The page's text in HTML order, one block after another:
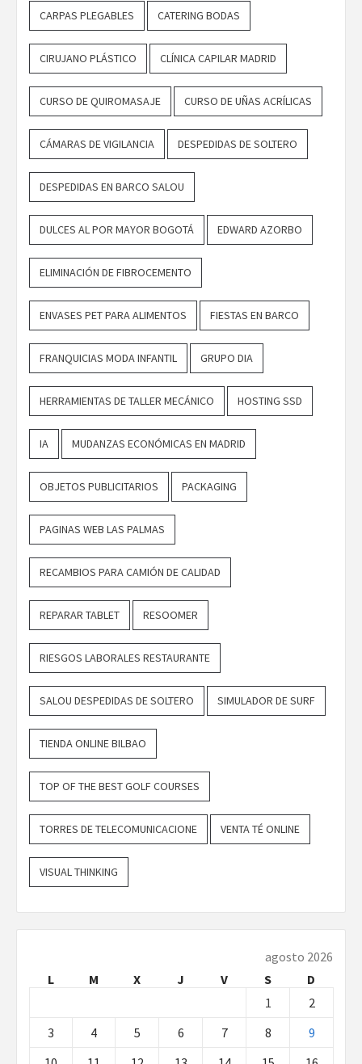
CARPAS PLEGABLES CATERING BODAS
CIRUJANO PLÁSTICO CLÍNICA CAPILAR MADRID
CURSO DE QUIROMASAJE CURSO DE UÑAS ACRÍLICAS
CÁMARAS DE VIGILANCIA DESPEDIDAS DE SOLTERO
DESPEDIDAS EN BARCO SALOU
DULCES AL POR MAYOR BOGOTÁ EDWARD AZORBO
ELIMINACIÓN DE FIBROCEMENTO
ENVASES PET PARA ALIMENTOS FIESTAS EN BARCO
FRANQUICIAS MODA INFANTIL GRUPO DIA
HERRAMIENTAS DE TALLER MECÁNICO HOSTING SSD
IA MUDANZAS ECONÓMICAS EN MADRID
OBJETOS PUBLICITARIOS PACKAGING
PAGINAS WEB LAS PALMAS
RECAMBIOS PARA CAMIÓN DE CALIDAD
REPARAR TABLET RESOOMER
RIESGOS LABORALES RESTAURANTE
SALOU DESPEDIDAS DE SOLTERO SIMULADOR DE SURF
TIENDA ONLINE BILBAO
TOP OF THE BEST GOLF COURSES
TORRES DE TELECOMUNICACIONE VENTA TÉ ONLINE
VISUAL THINKING
agosto 2026
L
M X J V S
D
1
2
3
4 5 6 7 8
9